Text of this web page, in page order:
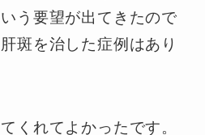
う要望が出てきたので
斑を治した症例はあり
くれてよかったです。